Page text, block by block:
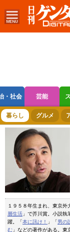
・社会 芸能
ボートレース 競輪
暮らし グルメ
１９５８年生まれ、東京外
層生活 」で芥川賞。小説
躍。「本に訊け！ 」「男の
む 」などの著作がある。東